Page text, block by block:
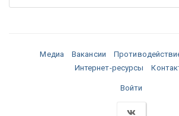
Медиа Вакансии
Интернет-ресурсы
Войти